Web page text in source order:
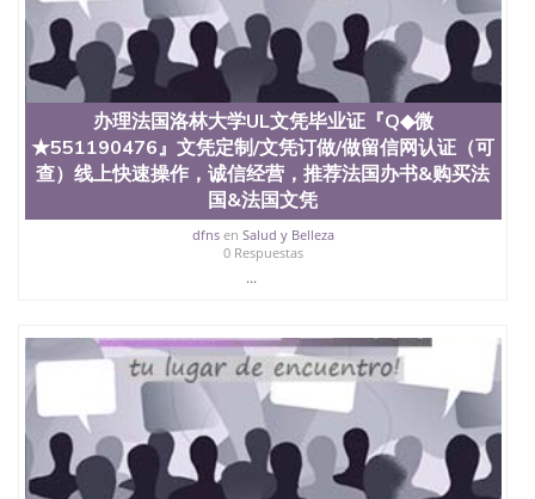
科、金融专业 1、客户提供相关材料，确定客户办理
信息，给出操作方案； 2、补充毕业证成绩单等相关
材料； 3、留服注册申请账号，付定金； 4、预约递
交时间，公司人员陪同客户本人一起去留服递交材
料； 5、等待结果，完成结果书留服直接邮寄给客户
6、客户确认收到结果，付余款。 我们对海外大学及
学院的毕业证成绩单所使用的材料，尺寸大小，防伪
结构（包括：水印，阴影底纹，钢印LOGO烫金烫
银，LOGO烫金烫银复合重叠。 文字图案浮雕，激光
镭射，紫外荧光，温感，复印防伪）都有原版本文凭
对照。质量得到了广大海外客户群体的认可，同时和
海外学校留学中介， 同时能做到与时俱进，及时掌握
各大院校的（毕业证，成绩单，资格证，学生卡，结
寸大小，纸张材质，防伪技术等等，并在时间收集到
原版实物，以求达到客户的需求。 我们的优势： 我
们在保证合理定价的同时，坚持较高性价比，通过品
质和效率不断优化，为您倾情诠释什么是高性价比。
咨询顾问：Sam q/微信:551190476 Q/微
信:551190476办理毕业证成绩单、教育部认证,录取通
知书，雅思，留学回国证明.
办理法国洛林大学UL文凭毕业证『Q◆微
★551190476』文凭定制/文凭订做/做留信网认证（可
查）线上快速操作，诚信经营，推荐法国办书&购买法
国&法国文凭
dfnsen Salud y Belleza
0 Respuestas
...